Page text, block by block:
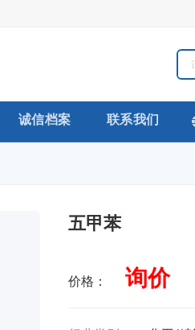
诚信档案 联系我们
五甲苯
价格： 询价